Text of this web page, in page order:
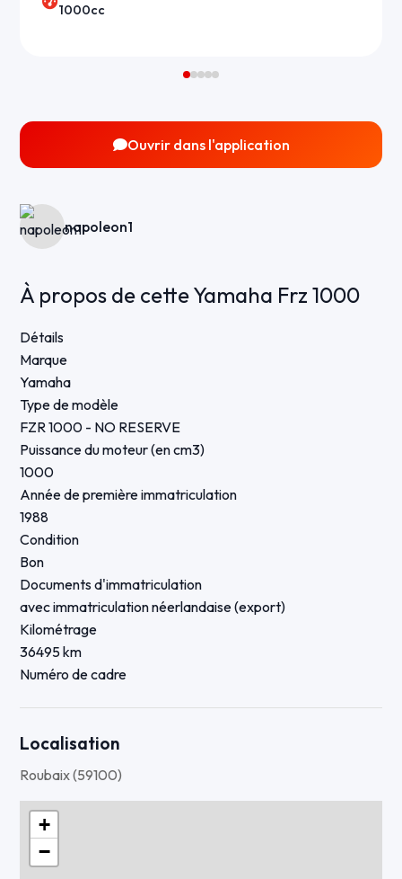
1000cc
Ouvrir dans l'application
napoleon1
À propos de cette Yamaha Frz 1000
Détails
Marque
Yamaha
Type de modèle
FZR 1000 - NO RESERVE
Puissance du moteur (en cm3)
1000
Année de première immatriculation
1988
Condition
Bon
Documents d'immatriculation
avec immatriculation néerlandaise (export)
Kilométrage
36495 km
Numéro de cadre
*2GH-003856*
Localisation
Roubaix (59100)
+
−